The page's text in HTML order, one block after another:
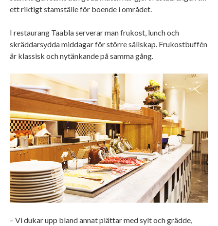
ett riktigt stamställe för boende i området.
I restaurang Taabla serverar man frukost, lunch och
skräddarsydda middagar för större sällskap. Frukostbuffén
är klassisk och nytänkande på samma gång.
– Vi dukar upp bland annat plättar med sylt och grädde,